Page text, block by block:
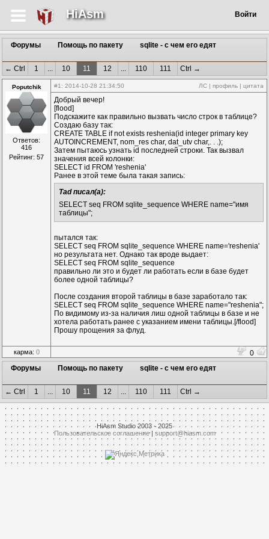
HiAsm Войти
Форумы Помощь по пакету sqlite - с чем его едят
← Ctrl 1 ... 10 11 12 ... 110 111 Ctrl →
Poputchik
Ответов:
416
Рейтинг: 57
#1 : 2014-10-28 21:34:50 ЛС | профиль | цитата
Добрый вечер!
[flood]
Подскажите как правильно вызвать число строк в таблице?
Создаю базу так:
CREATE TABLE if not exists reshenia(id integer primary key
AUTOINCREMENT, nom_res char, dat_utv char,. . .);
Затем пытаюсь узнать id последней строки. Так вызвал
значения всей колонки:
SELECT id FROM 'reshenia'
Ранее в этой теме была такая запись:
Tad писал(а):
SELECT seq FROM sqlite_sequence WHERE name="имя
таблицы";
пытался так:
SELECT seq FROM sqlite_sequence WHERE name='reshenia'
но результата нет. Однако так вроде выдает:
SELECT seq FROM sqlite_sequence
правильно ли это и будет ли работать если в базе будет
более одной таблицы?
После создания второй таблицы в базе заработало так:
SELECT seq FROM sqlite_sequence WHERE name="reshenia";
По видимому из-за наличия лиш одной таблицы в базе и не
хотела работать ранее с указанием имени таблицы.[/flood]
Прошу прощения за флуд.
карма: 0
0
Форумы
Помощь по пакету sqlite - с чем его едят
← Ctrl 1 ... 10 11 12 ... 110 111 Ctrl →
HiAsm Studio 2003 - 2025
Пользовательское соглашение| support@hiasm.com